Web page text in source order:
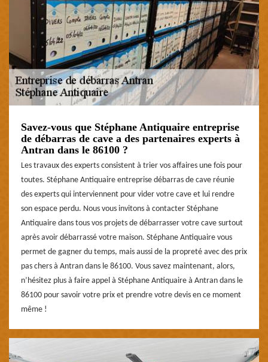
Savez-vous que Stéphane Antiquaire entreprise
de débarras de cave a des partenaires experts à
Antran dans le 86100 ?
Les travaux des experts consistent à trier vos affaires une fois pour
toutes. Stéphane Antiquaire entreprise débarras de cave réunie
des experts qui interviennent pour vider votre cave et lui rendre
son espace perdu. Nous vous invitons à contacter Stéphane
Antiquaire dans tous vos projets de débarrasser votre cave surtout
après avoir débarrassé votre maison. Stéphane Antiquaire vous
permet de gagner du temps, mais aussi de la propreté avec des prix
pas chers à Antran dans le 86100. Vous savez maintenant, alors,
n’hésitez plus à faire appel à Stéphane Antiquaire à Antran dans le
86100 pour savoir votre prix et prendre votre devis en ce moment
même !